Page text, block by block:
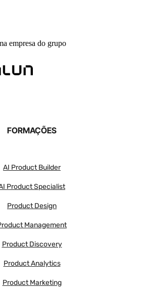
empresa do grupo
FORMAÇÕES
AI Product Builder
Product Specialist
Product Design
Management
Product Discovery
Product Analytics
Product Marketing